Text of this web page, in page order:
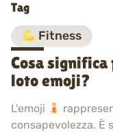
Tag
Fitness
Cosa
loto emoji?
L'emoji
consapevolezza. È